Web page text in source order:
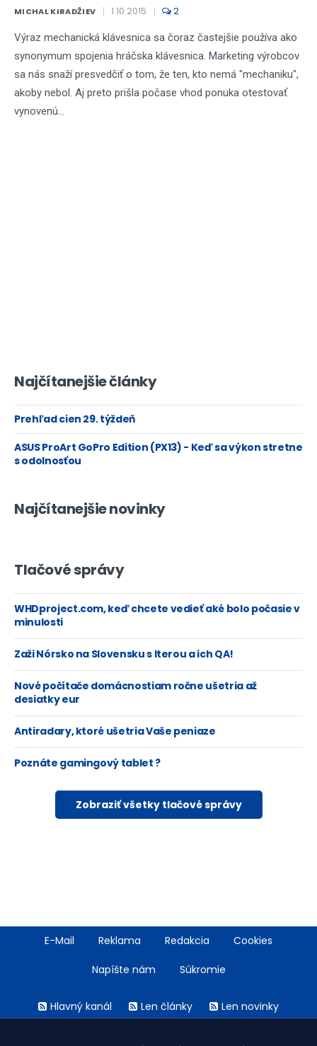
MICHAL KIRADŽIEV 1.10.2015 2
Výraz mechanická klávesnica sa čoraz častejšie používa ako
synonymum spojenia hráčska klávesnica. Marketing výrobcov
sa nás snaží presvedčiť o tom, že ten, kto nemá "mechaniku",
akoby nebol. Aj preto prišla počase vhod ponuka otestovať
vynovenú...
Najčítanejšie články
Prehľad cien 29. týždeň
ASUS ProArt GoPro Edition (PX13) - Keď sa výkon stretne
s odolnosťou
Najčítanejšie novinky
Tlačové správy
WHDproject.com, keď chcete vedieť aké bolo počasie v
minulosti
Zaži Nórsko na Slovensku s Iterou a ich QA!
Nové počítače domácnostiam ročne ušetria až
desiatky eur
Antiradary, ktoré ušetria Vaše peniaze
Poznáte gamingový tablet ?
Zobraziť všetky tlačové správy
FooterE-Mail Reklama Redakcia Cookies
Napíšte nám Súkromie
menuHlavný kanál Len články Len novinky